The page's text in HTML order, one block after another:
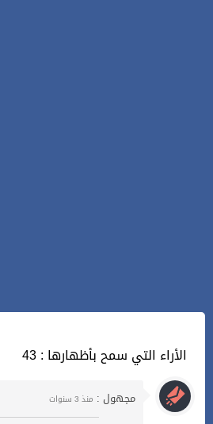
43 : الأراء التي سمح بأظهارها
مجهول : منذ 3 سنوات